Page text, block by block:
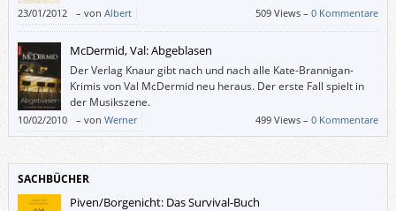
23/01/2012 – von Albert 509 Views –0 Kommentare
McDermid, Val: Abgeblasen
Der Verlag Knaur gibt nach und nach alle Kate-Brannigan-
Krimis von Val McDermid neu heraus. Der erste Fall spielt in
der Musikszene.
10/02/2010 – von Werner 499 Views –0 Kommentare
SACHBÜCHER
Piven/Borgenicht: Das Survival-Buch